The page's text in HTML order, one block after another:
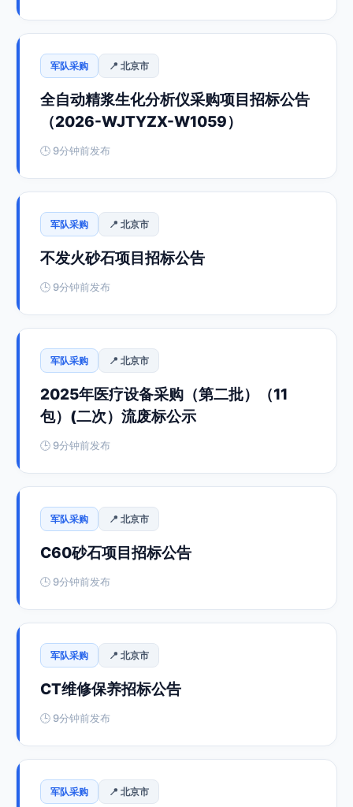
军队采购 📍 北京市
全自动精浆生化分析仪采购项目招标公告
（2026-WJTYZX-W1059）
🕒 9分钟前发布
军队采购 📍 北京市
不发火砂石项目招标公告
🕒 9分钟前发布
军队采购 📍 北京市
2025年医疗设备采购（第二批）（11
包）(二次）流废标公示
🕒 9分钟前发布
军队采购 📍 北京市
C60砂石项目招标公告
🕒 9分钟前发布
军队采购 📍 北京市
CT维修保养招标公告
🕒 9分钟前发布
军队采购 📍 北京市